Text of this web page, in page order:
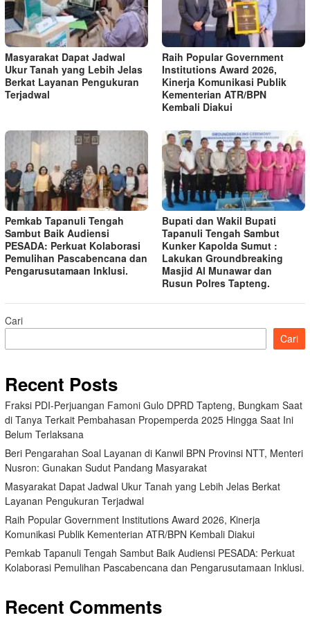
Masyarakat Dapat Jadwal
Ukur Tanah yang Lebih Jelas
Berkat Layanan Pengukuran
Terjadwal
Raih Popular Government
Institutions Award 2026,
Kinerja Komunikasi Publik
Kementerian ATR/BPN
Kembali Diakui
Pemkab Tapanuli Tengah
Sambut Baik Audiensi
PESADA: Perkuat Kolaborasi
Pemulihan Pascabencana dan
Pengarusutamaan Inklusi.
Bupati dan Wakil Bupati
Tapanuli Tengah Sambut
Kunker Kapolda Sumut :
Lakukan Groundbreaking
Masjid Al Munawar dan
Rusun Polres Tapteng.
Cari
Cari
Recent Posts
Fraksi PDI-Perjuangan Famoni Gulo DPRD Tapteng, Bungkam Saat
di Tanya Terkait Pembahasan Propemperda 2025 Hingga Saat Ini
Belum Terlaksana
Beri Pengarahan Soal Layanan di Kanwil BPN Provinsi NTT, Menteri
Nusron: Gunakan Sudut Pandang Masyarakat
Masyarakat Dapat Jadwal Ukur Tanah yang Lebih Jelas Berkat
Layanan Pengukuran Terjadwal
Raih Popular Government Institutions Award 2026, Kinerja
Komunikasi Publik Kementerian ATR/BPN Kembali Diakui
Pemkab Tapanuli Tengah Sambut Baik Audiensi PESADA: Perkuat
Kolaborasi Pemulihan Pascabencana dan Pengarusutamaan Inklusi.
Recent Comments